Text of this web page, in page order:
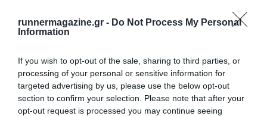
runnermagazine.gr - Do Not Process My Personal
Information
If you wish to opt-out of the sale, sharing to third parties, or
processing of your personal or sensitive information for
targeted advertising by us, please use the below opt-out
section to confirm your selection. Please note that after your
opt-out request is processed you may continue seeing